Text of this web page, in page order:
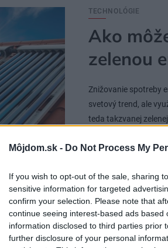
Môjdom.sk - Do Not Process My
If you wish to opt-out of the sale, sharing
sensitive information for targeted
confirm your selection. Please note that
continue seeing interest-based ads
information disclosed to third parties prior
further disclosure of your personal
TECHNOLÓGIE
Ako
zelenou
Znižovanie spotreby
svetový trend, ale
teda takzvanej
domácnosti. Poznáte
16. 08. 2018